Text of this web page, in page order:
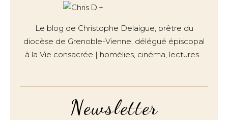
Newsletter
Le blog de Christophe Delaigue, prêtre du
diocèse de Grenoble-Vienne, délégué épiscopal
à la Vie consacrée | homélies, cinéma, lectures…